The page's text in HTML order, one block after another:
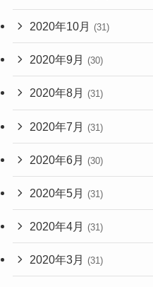
2020年10月 (31)
2020年9月 (30)
2020年8月 (31)
2020年7月 (31)
2020年6月 (30)
2020年5月 (31)
2020年4月 (31)
2020年3月 (31)